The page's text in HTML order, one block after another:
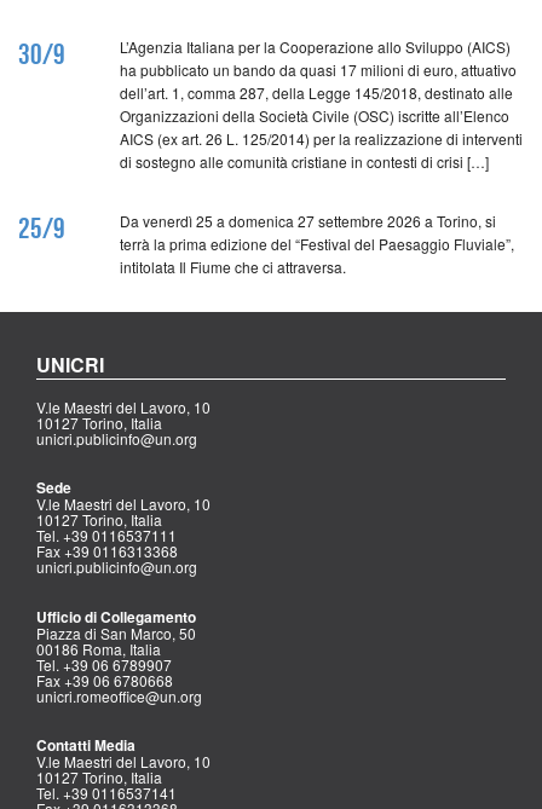
30/9
L’Agenzia Italiana per la Cooperazione allo Sviluppo (AICS)
ha pubblicato un bando da quasi 17 milioni di euro, attuativo
dell’art. 1, comma 287, della Legge 145/2018, destinato alle
Organizzazioni della Società Civile (OSC) iscritte all’Elenco
AICS (ex art. 26 L. 125/2014) per la realizzazione di interventi
di sostegno alle comunità cristiane in contesti di crisi […]
25/9
Da venerdì 25 a domenica 27 settembre 2026 a Torino, si
terrà la prima edizione del “Festival del Paesaggio Fluviale”,
intitolata Il Fiume che ci attraversa.
UNICRI
V.le Maestri del Lavoro, 10
10127 Torino, Italia
unicri.publicinfo@un.org
Sede
V.le Maestri del Lavoro, 10
10127 Torino, Italia
Tel. +39 0116537111
Fax +39 0116313368
unicri.publicinfo@un.org
Ufficio di Collegamento
Piazza di San Marco, 50
00186 Roma, Italia
Tel. +39 06 6789907
Fax +39 06 6780668
unicri.romeoffice@un.org
Contatti Media
V.le Maestri del Lavoro, 10
10127 Torino, Italia
Tel. +39 0116537141